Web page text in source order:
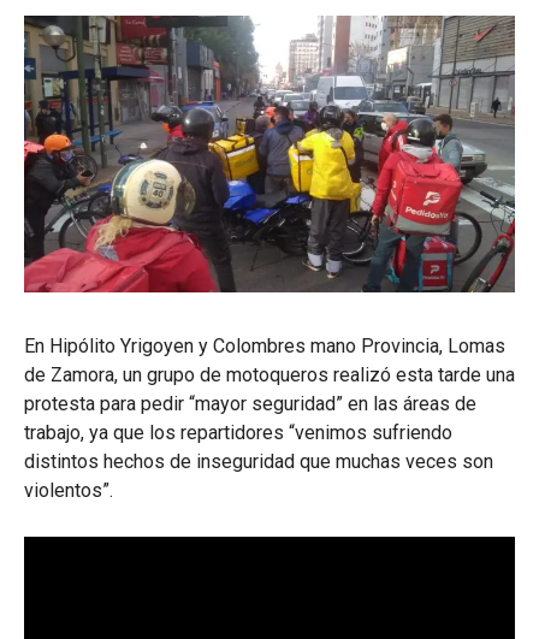
En Hipólito Yrigoyen y Colombres mano Provincia, Lomas
de Zamora, un grupo de motoqueros realizó esta tarde una
protesta para pedir “mayor seguridad” en las áreas de
trabajo, ya que los repartidores “venimos sufriendo
distintos hechos de inseguridad que muchas veces son
violentos”.